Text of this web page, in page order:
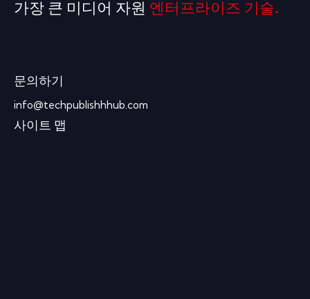
가장 큰 미디어 자원 엔터프라이즈 기술.
문의하기
info@techpublishhhub.com
사이트 맵